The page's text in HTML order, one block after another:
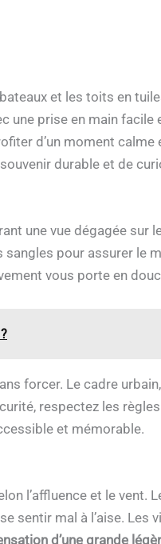
et les toits en
une prise en main
d’un moment calme
durable et de
une vue dégagée sur
sangles pour assurer le
vous porte en
forcer. Le cadre
respectez les
et mémorable.
l’affluence et le vent.
sentir mal à l’aise. Les
d’une grande